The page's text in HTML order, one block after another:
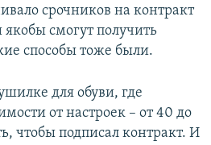
срочников на контракт
смогут получить
способы тоже были.
для обуви, где
от настроек – от 40 до
чтобы подписал контракт. И